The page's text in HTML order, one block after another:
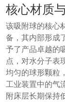
核心材质
该吸附球的核心
备，其内部形成
予了产品卓越的
点，对水分子表
均匀的球形颗粒
工业装置中的气
附床层长期保持